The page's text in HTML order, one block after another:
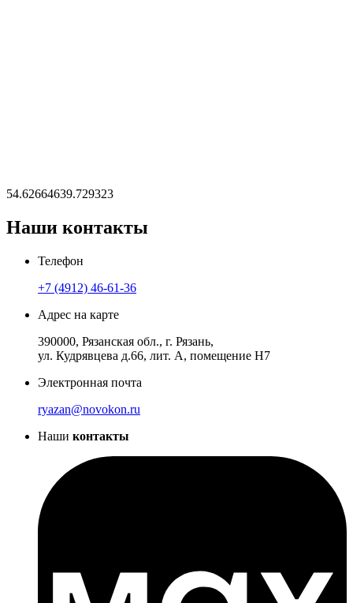
54.62664639.729323
Наши контакты
Телефон
+7 (4912) 46-61-36
Адрес на карте
390000, Рязанская обл., г. Рязань,
ул. Кудрявцева д.66, лит. А, помещение Н7
Электронная почта
ryazan@novokon.ru
Наши контакты